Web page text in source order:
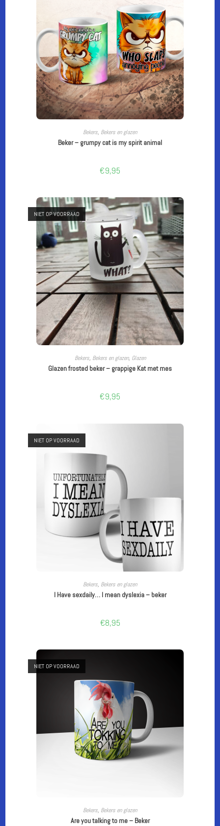
CUSTOMIZE
Bekers, Bekers en glazen
Beker – grumpy cat is my spirit animal
€9,95
NIET OP VOORRAAD
LEES VERDER
Bekers, Bekers en glazen, Glazen
Glazen frosted beker – grappige Kat met mes
€9,95
NIET OP VOORRAAD
LEES VERDER
Bekers, Bekers en glazen
I Have sexdaily… I mean dyslexia – beker
€8,95
NIET OP VOORRAAD
LEES VERDER
Bekers, Bekers en glazen
Are you talking to me – Beker